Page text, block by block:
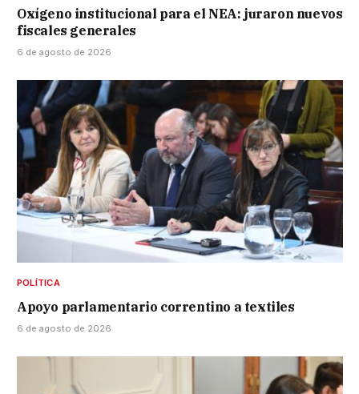
Oxígeno institucional para el NEA: juraron nuevos
fiscales generales
6 de agosto de 2026
POLÍTICA
Apoyo parlamentario correntino a textiles
6 de agosto de 2026